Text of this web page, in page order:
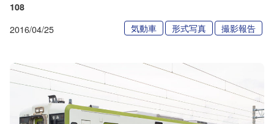
108
2016/04/25 気動車 形式写真 撮影報告